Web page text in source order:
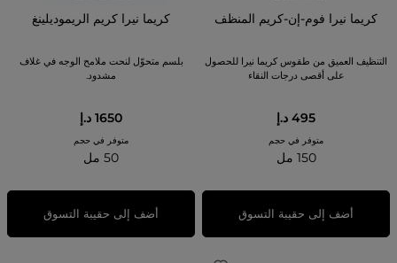
كريما نيرا فوم-إن-كريم المنظف
التنظيف العميق من طقوس كريما نيرا للحصول
على أقصى درجات النقاء
495 د.إ
متوفر في حجم
150 مل
أضف إلى حقيبة التسوق
كريما نيرا كريم الريموديلينغ
بلسم متحوّل لنحت ملامح الوجه في غلاف
مشدود.
1650 د.إ
متوفر في حجم
50 مل
أضف إلى حقيبة التسوق